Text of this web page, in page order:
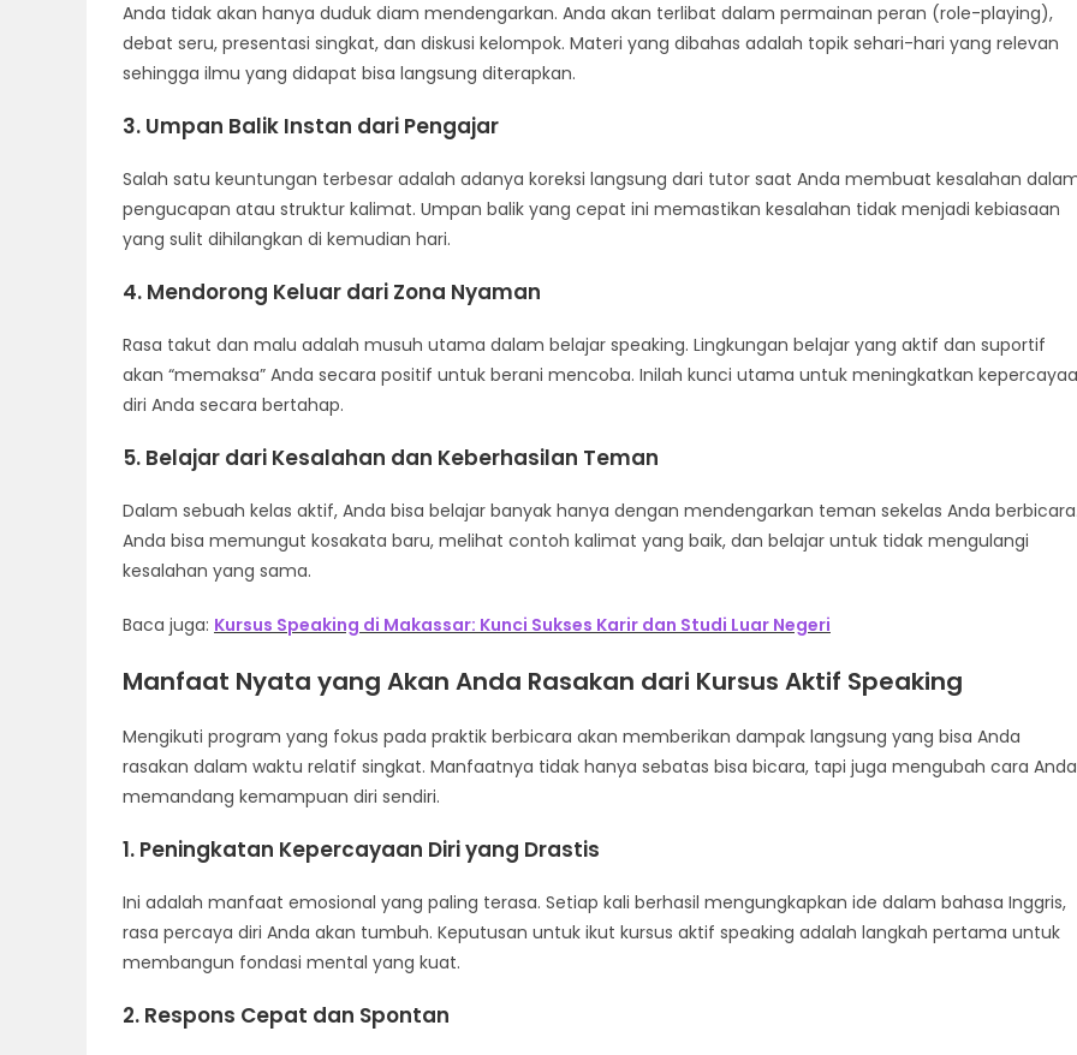
Anda tidak akan hanya duduk diam mendengarkan. Anda akan terlibat dalam permainan peran (role-playing),
debat seru, presentasi singkat, dan diskusi kelompok. Materi yang dibahas adalah topik sehari-hari yang relevan
sehingga ilmu yang didapat bisa langsung diterapkan.
3. Umpan Balik Instan dari Pengajar
Salah satu keuntungan terbesar adalah adanya koreksi langsung dari tutor saat Anda membuat kesalahan
pengucapan atau struktur kalimat. Umpan balik yang cepat ini memastikan kesalahan tidak menjadi kebiasaan
yang sulit dihilangkan di kemudian hari.
4. Mendorong Keluar dari Zona Nyaman
Rasa takut dan malu adalah musuh utama dalam belajar speaking. Lingkungan belajar yang aktif dan suportif
akan “memaksa” Anda secara positif untuk berani mencoba. Inilah kunci utama untuk meningkatkan
diri Anda secara bertahap.
5. Belajar dari Kesalahan dan Keberhasilan Teman
Dalam sebuah kelas aktif, Anda bisa belajar banyak hanya dengan mendengarkan teman sekelas Anda
Anda bisa memungut kosakata baru, melihat contoh kalimat yang baik, dan belajar untuk tidak mengulangi
kesalahan yang sama.
Baca juga: Kursus Speaking di Makassar: Kunci Sukses Karir dan Studi Luar Negeri
Manfaat Nyata yang Akan Anda Rasakan dari Kursus Aktif Speaking
Mengikuti program yang fokus pada praktik berbicara akan memberikan dampak langsung yang bisa Anda
rasakan dalam waktu relatif singkat. Manfaatnya tidak hanya sebatas bisa bicara, tapi juga mengubah cara Anda
memandang kemampuan diri sendiri.
1. Peningkatan Kepercayaan Diri yang Drastis
Ini adalah manfaat emosional yang paling terasa. Setiap kali berhasil mengungkapkan ide dalam bahasa Inggris,
rasa percaya diri Anda akan tumbuh. Keputusan untuk ikut kursus aktif speaking adalah langkah pertama untuk
membangun fondasi mental yang kuat.
2. Respons Cepat dan Spontan